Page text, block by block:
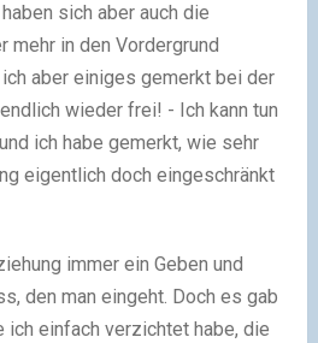
sich aber auch die
mehr in den Vordergrund
aber einiges gemerkt bei der
wieder frei! - Ich kann tun
ich habe gemerkt, wie sehr
eigentlich doch eingeschränkt
immer ein Geben und
den man eingeht. Doch es gab
ich einfach verzichtet habe, die